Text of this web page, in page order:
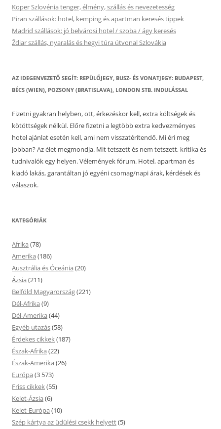
Koper Szlovénia tenger, élmény, szállás és nevezetesség
Piran szállások: hotel, kemping és apartman keresés tippek
Madrid szállások: jó belvárosi hotel / szoba / ágy keresés
Ždiar szállás, nyaralás és hegyi túra útvonal Szlovákia
AZ IDEGENVEZETŐ SEGÍT: REPÜLŐJEGY, BUSZ- ÉS VONATJEGY: BUDAPEST,
BÉCS (WIEN), POZSONY (BRATISLAVA), LONDON STB. INDULÁSSAL
Fizetni gyakran helyben, ott, érkezéskor kell, extra költségek és
kötöttségek nélkül. Előre fizetni a legtöbb extra kedvezményes
hotel ajánlat esetén kell, ami nem visszatérítendő. Mi éri meg
jobban? Az élet megmondja. Mit tetszett és nem tetszett, kritika és
tudnivalók egy helyen. Vélemények fórum. Hotel, apartman és
kiadó lakás, garantáltan jó egyéni csomag/napi árak, kérdések és
válaszok.
KATEGÓRIÁK
Afrika (78)
Amerika (186)
Ausztrália és Óceánia (20)
Ázsia (211)
Belföld Magyarország(221)
Dél-Afrika (9)
Dél-Amerika (44)
Egyéb utazás(58)
Érdekes cikkek(187)
Észak-Afrika (22)
Észak-Amerika (26)
Európa (3 573)
Friss cikkek(55)
Kelet-Ázsia (6)
Kelet-Európa (10)
Szép kártya az üdülési csekk helyett(5)